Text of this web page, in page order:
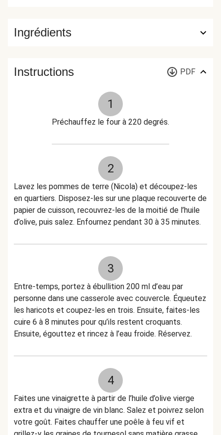
Ingrédients
Instructions PDF
1
Préchauffez le four à 220 degrés.
2
Lavez les pommes de terre (Nicola) et découpez-les
en quartiers. Disposez-les sur une plaque recouverte de
papier de cuisson, recouvrez-les de la moitié de l’huile
d’olive, puis salez. Enfournez pendant 30 à 35 minutes.
3
Entre-temps, portez à ébullition 200 ml d’eau par
personne dans une casserole avec couvercle. Équeutez
les haricots et coupez-les en trois. Ensuite, faites-les
cuire 6 à 8 minutes pour qu’ils restent croquants.
Ensuite, égouttez et rincez à l’eau froide. Réservez.
4
Faites une vinaigrette à partir de l’huile d’olive vierge
extra et du vinaigre de vin blanc. Salez et poivrez selon
votre goût. Faites chauffer une poêle à feu vif et